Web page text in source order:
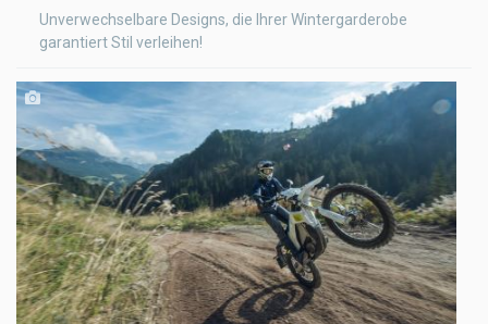
Unverwechselbare Designs, die Ihrer Wintergarderobe
garantiert Stil verleihen!